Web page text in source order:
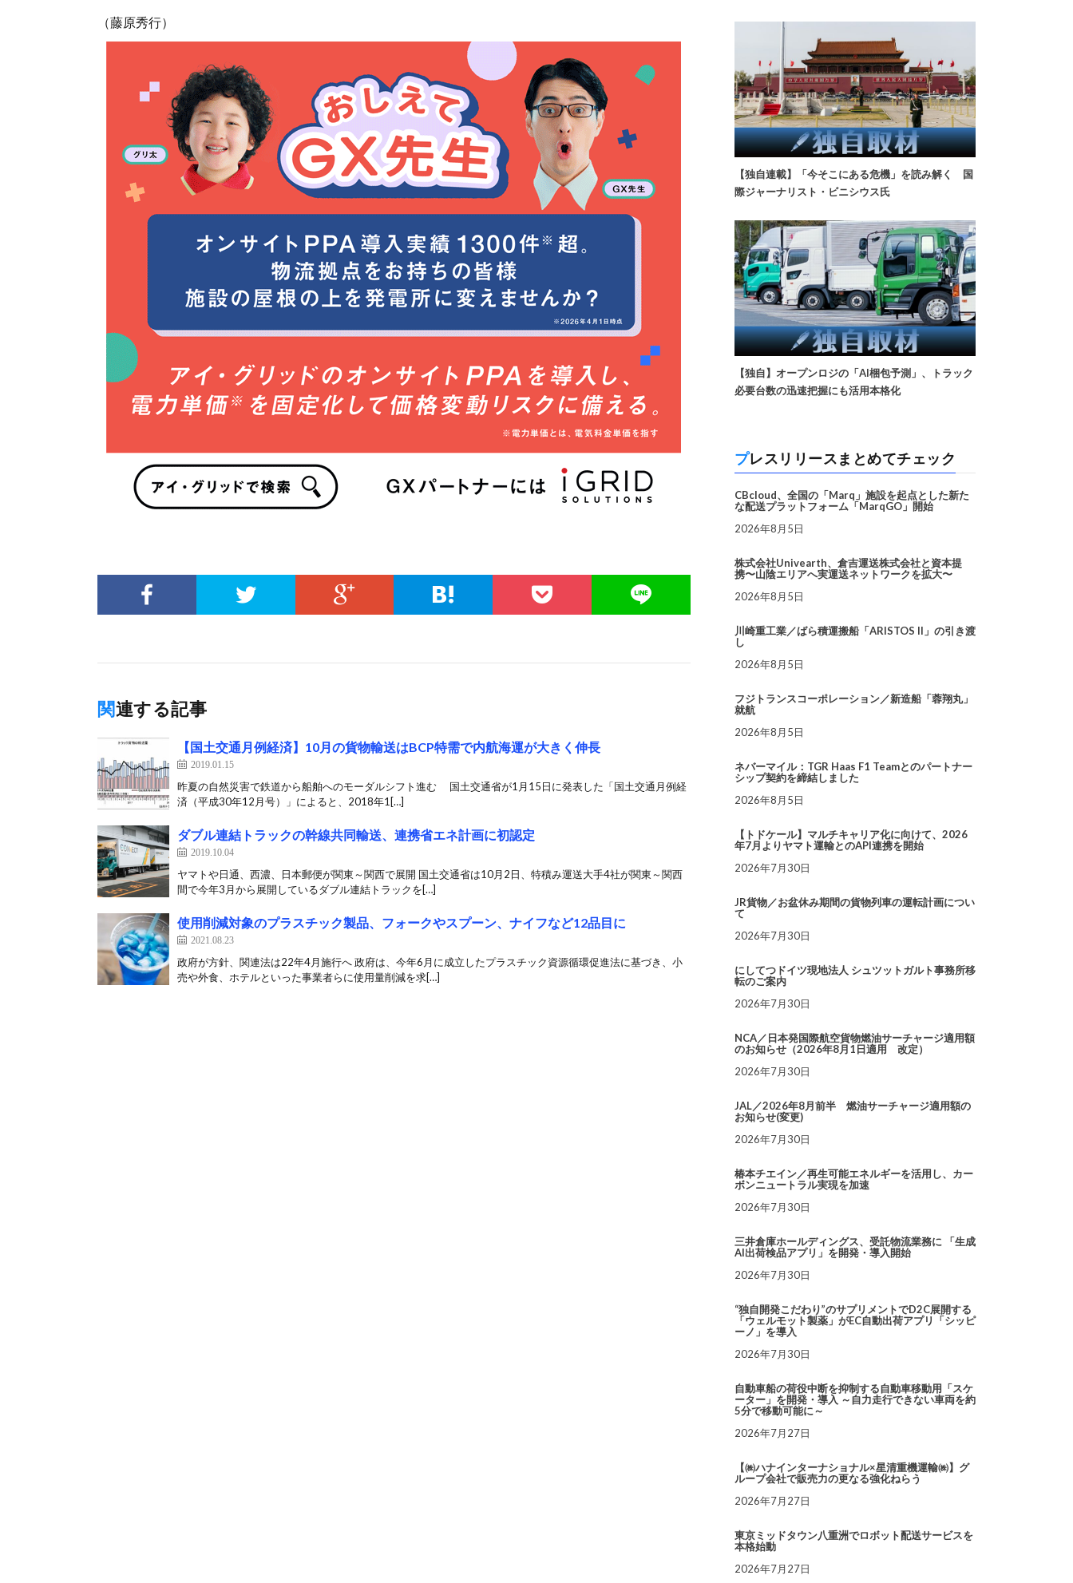
（藤原秀行）
関連する記事
【国土交通月例経済】10月の貨物輸送はBCP特需で内航海運が大きく伸長
2019.01.15
昨夏の自然災害で鉄道から船舶へのモーダルシフト進む 国土交通省が1月15日に発表した「国土交通月例経
済（平成30年12月号）」によると、2018年1[…]
ダブル連結トラックの幹線共同輸送、連携省エネ計画に初認定
2019.10.04
ヤマトや日通、西濃、日本郵便が関東～関西で展開 国土交通省は10月2日、特積み運送大手4社が関東～関西
間で今年3月から展開しているダブル連結トラックを[…]
使用削減対象のプラスチック製品、フォークやスプーン、ナイフなど12品目に
2021.08.23
政府が方針、関連法は22年4月施行へ 政府は、今年6月に成立したプラスチック資源循環促進法に基づき、小
売や外食、ホテルといった事業者らに使用量削減を求[…]
【独自連載】「今そこにある危機」を読み解く 国
際ジャーナリスト・ビニシウス氏
【独自】オープンロジの「AI梱包予測」、トラック
必要台数の迅速把握にも活用本格化
プレスリリースまとめてチェック
CBcloud、全国の「Marq」施設を起点とした新た
な配送プラットフォーム「MarqGO」開始
2026年8月5日
株式会社Univearth、倉吉運送株式会社と資本提
携〜山陰エリアへ実運送ネットワークを拡大〜
2026年8月5日
川崎重工業／ばら積運搬船「ARISTOS II」の引き渡
し
2026年8月5日
フジトランスコーポレーション／新造船「蓉翔丸」
就航
2026年8月5日
ネバーマイル：TGR Haas F1 Teamとのパートナー
シップ契約を締結しました
2026年8月5日
【トドケール】マルチキャリア化に向けて、2026
年7月よりヤマト運輸とのAPI連携を開始
2026年7月30日
JR貨物／お盆休み期間の貨物列車の運転計画につい
て
2026年7月30日
にしてつドイツ現地法人 シュツットガルト事務所移
転のご案内
2026年7月30日
NCA／日本発国際航空貨物燃油サーチャージ適用額
のお知らせ（2026年8月1日適用 改定）
2026年7月30日
JAL／2026年8月前半 燃油サーチャージ適用額の
お知らせ(変更)
2026年7月30日
椿本チエイン／再生可能エネルギーを活用し、カー
ボンニュートラル実現を加速
2026年7月30日
三井倉庫ホールディングス、受託物流業務に 「生成
AI出荷検品アプリ」を開発・導入開始
2026年7月30日
“独自開発こだわり”のサプリメントでD2C展開する
「ウェルモット製薬」がEC自動出荷アプリ「シッピ
ーノ」を導入
2026年7月30日
自動車船の荷役中断を抑制する自動車移動用「スケ
ーター」を開発・導入 ～自力走行できない車両を約
5分で移動可能に～
2026年7月27日
【㈱ハナインターナショナル×星清重機運輸㈱】グ
ループ会社で販売力の更なる強化ねらう
2026年7月27日
東京ミッドタウン八重洲でロボット配送サービスを
本格始動
2026年7月27日